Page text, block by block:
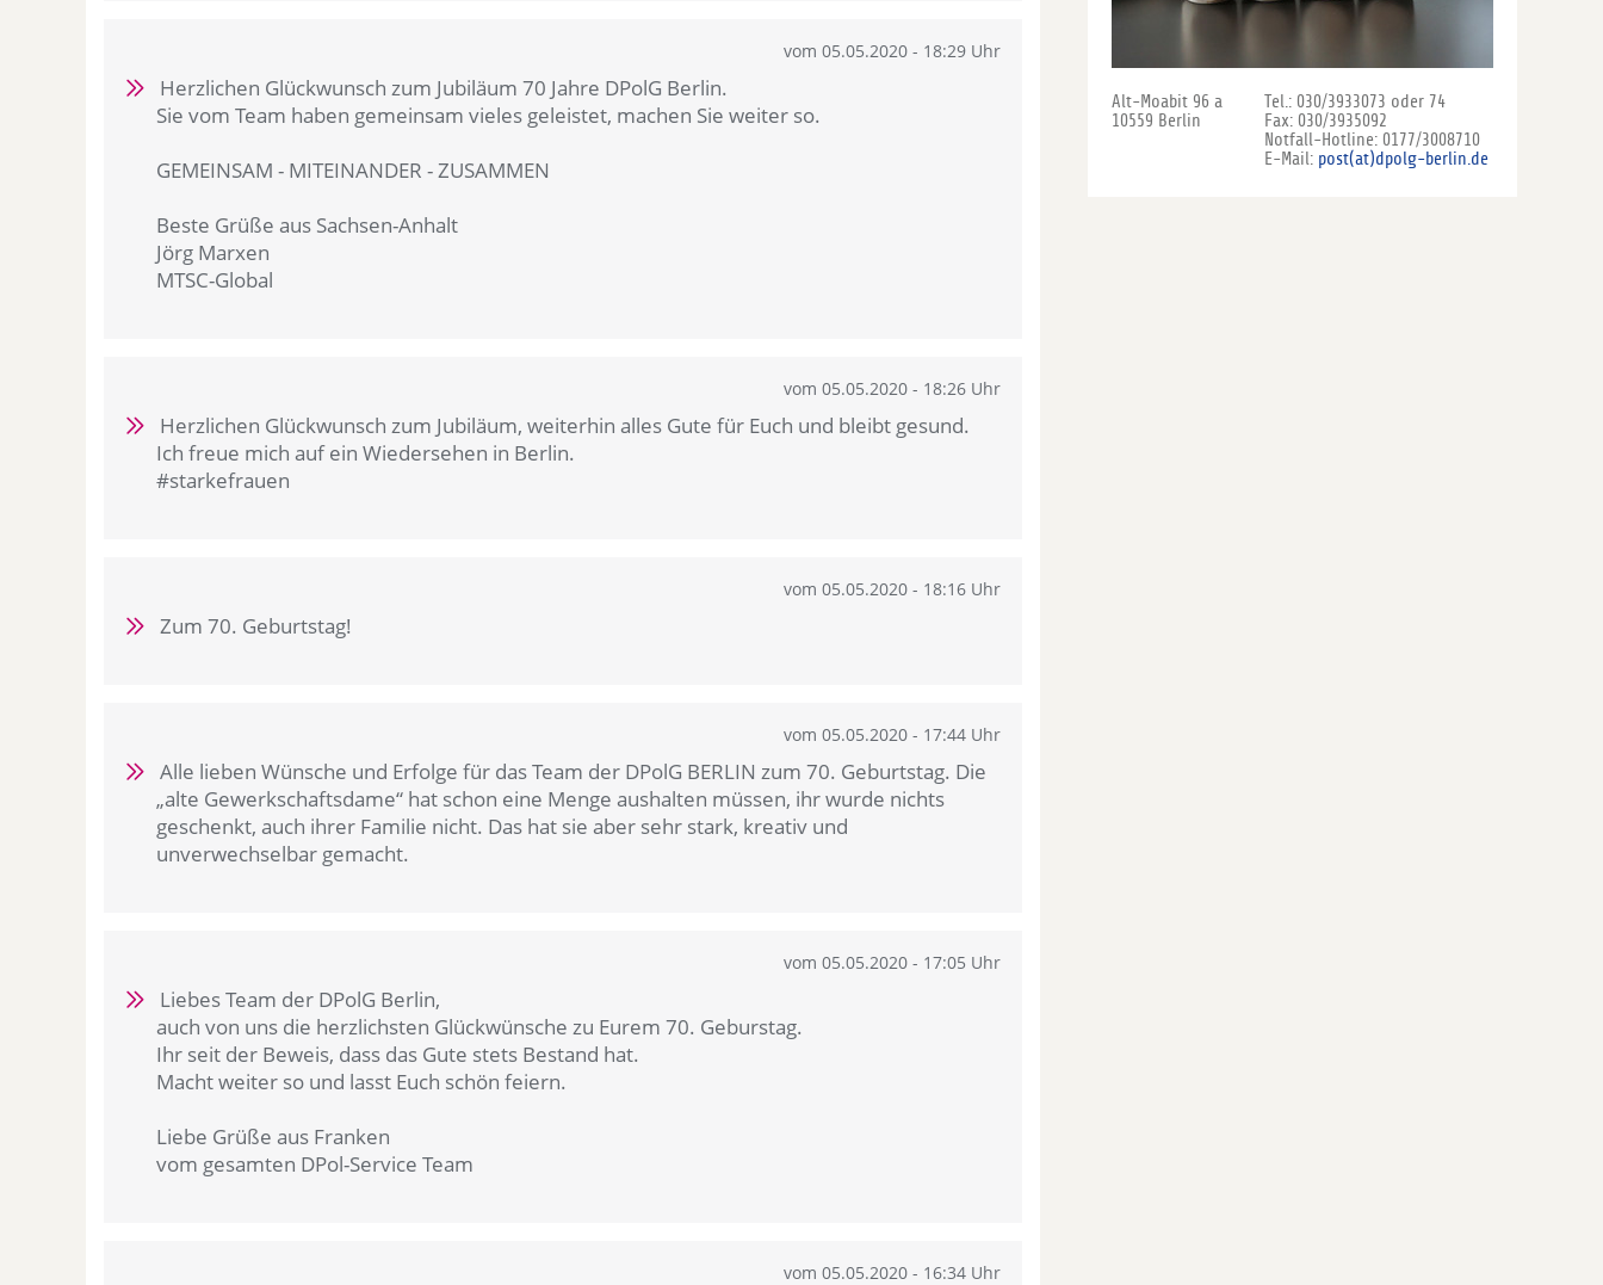
vom 05.05.2020 - 18:29 Uhr
Herzlichen Glückwunsch zum Jubiläum 70 Jahre DPolG Berlin.
Sie vom Team haben gemeinsam vieles geleistet, machen Sie weiter so.
GEMEINSAM - MITEINANDER - ZUSAMMEN
Beste Grüße aus Sachsen-Anhalt
Jörg Marxen
MTSC-Global
vom 05.05.2020 - 18:26 Uhr
Herzlichen Glückwunsch zum Jubiläum, weiterhin alles Gute für Euch und bleibt gesund.
Ich freue mich auf ein Wiedersehen in Berlin.
#starkefrauen
vom 05.05.2020 - 18:16 Uhr
Zum 70. Geburtstag!
vom 05.05.2020 - 17:44 Uhr
Alle lieben Wünsche und Erfolge für das Team der DPolG BERLIN zum 70. Geburtstag. Die
„alte Gewerkschaftsdame“ hat schon eine Menge aushalten müssen, ihr wurde nichts
geschenkt, auch ihrer Familie nicht. Das hat sie aber sehr stark, kreativ und
unverwechselbar gemacht.
vom 05.05.2020 - 17:05 Uhr
Liebes Team der DPolG Berlin,
auch von uns die herzlichsten Glückwünsche zu Eurem 70. Geburstag.
Ihr seit der Beweis, dass das Gute stets Bestand hat.
Macht weiter so und lasst Euch schön feiern.
Liebe Grüße aus Franken
vom gesamten DPol-Service Team
vom 05.05.2020 - 16:34 Uhr
Alt-Moabit 96 a
10559 Berlin
Tel.: 030/3933073 oder 74
Fax: 030/3935092
Notfall-Hotline: 0177/3008710
E-Mail: post(at)dpolg-berlin.de